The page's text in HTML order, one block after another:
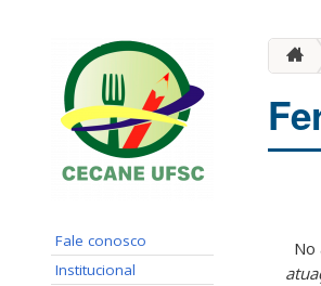
Fale conosco
Institucional
No